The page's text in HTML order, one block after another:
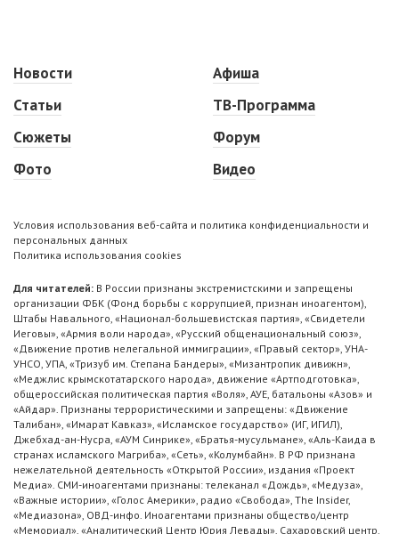
Новости
Статьи
Сюжеты
Фото
Афиша
ТВ-Программа
Форум
Видео
Условия использования веб-сайта и политика конфиденциальности и
персональных данных
Политика использования cookies
Для читателей: В России признаны экстремистскими и запрещены
организации ФБК (Фонд борьбы с коррупцией, признан иноагентом),
Штабы Навального, «Национал-большевистская партия», «Свидетели
Иеговы», «Армия воли народа», «Русский общенациональный союз»,
«Движение против нелегальной иммиграции», «Правый сектор», УНА-
УНСО, УПА, «Тризуб им. Степана Бандеры», «Мизантропик дивижн»,
«Меджлис крымскотатарского народа», движение «Артподготовка»,
общероссийская политическая партия «Воля», АУЕ, батальоны «Азов» и
«Айдар». Признаны террористическими и запрещены: «Движение
Талибан», «Имарат Кавказ», «Исламское государство» (ИГ, ИГИЛ),
Джебхад-ан-Нусра, «АУМ Синрике», «Братья-мусульмане», «Аль-Каида в
странах исламского Магриба», «Сеть», «Колумбайн». В РФ признана
нежелательной деятельность «Открытой России», издания «Проект
Медиа». СМИ-иноагентами признаны: телеканал «Дождь», «Медуза»,
«Важные истории», «Голос Америки», радио «Свобода», The Insider,
«Медиазона», ОВД-инфо. Иноагентами признаны общество/центр
«Мемориал», «Аналитический Центр Юрия Левады», Сахаровский центр.